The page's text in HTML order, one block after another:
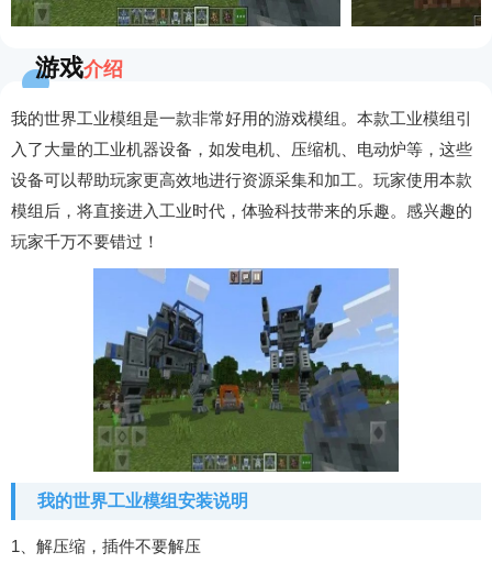
游戏介绍
我的世界工业模组是一款非常好用的游戏模组。本款工业模组引
入了大量的工业机器设备，如发电机、压缩机、电动炉等，这些
设备可以帮助玩家更高效地进行资源采集和加工。玩家使用本款
模组后，将直接进入工业时代，体验科技带来的乐趣。感兴趣的
玩家千万不要错过！
我的世界工业模组安装说明
1、解压缩，插件不要解压